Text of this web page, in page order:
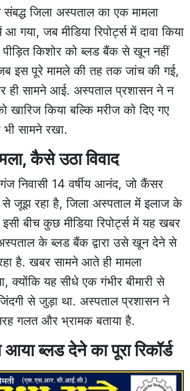
जिला अस्पताल का एक मामला
गया, जब मीडिया रिपोर्ट्स में दावा किया
किशोर को ब्लड बैंक से खून नहीं
इस पूरे मामले की तह तक जांच की गई,
ही सामने आई. अस्पताल प्रशासन ने न
खारिज किया बल्कि मरीज को दिए गए
भी सामने रखा.
कैसे उठा विवाद
निवासी 14 वर्षीय आनंद, जो कैंसर
से जूझ रहा है, जिला अस्पताल में इलाज के
बीच कुछ मीडिया रिपोर्ट्स में यह खबर
के ब्लड बैंक द्वारा उसे खून देने से
है. खबर सामने आते ही मामला
क्योंकि यह सीधे एक गंभीर बीमारी से
से जुड़ा था. अस्पताल प्रशासन ने
गलत और भ्रामक बताया है.
ब्लड देने का पूरा रिकॉर्ड